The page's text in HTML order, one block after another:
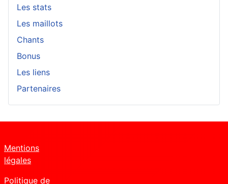
Les stats
Les maillots
Chants
Bonus
Les liens
Partenaires
Mentions
légales
Politique de